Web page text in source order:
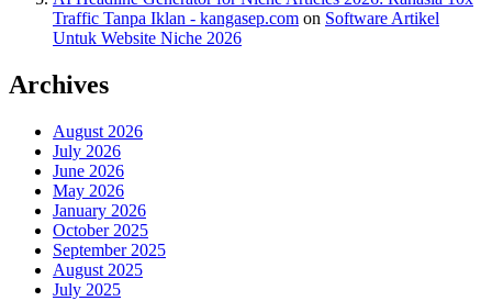
Traffic Tanpa Iklan - kangasep.com on Software Artikel
Untuk Website Niche 2026
Archives
August 2026
July 2026
June 2026
May 2026
January 2026
October 2025
September 2025
August 2025
July 2025